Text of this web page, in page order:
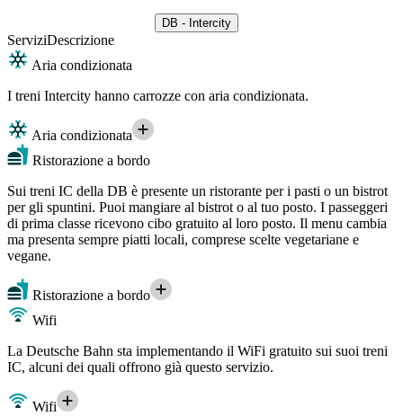
DB - Intercity
ServiziDescrizione
Aria condizionata
I treni Intercity hanno carrozze con aria condizionata.
Aria condizionata
Ristorazione a bordo
Sui treni IC della DB è presente un ristorante per i pasti o un bistrot
per gli spuntini. Puoi mangiare al bistrot o al tuo posto. I passeggeri
di prima classe ricevono cibo gratuito al loro posto. Il menu cambia
ma presenta sempre piatti locali, comprese scelte vegetariane e
vegane.
Ristorazione a bordo
Wifi
La Deutsche Bahn sta implementando il WiFi gratuito sui suoi treni
IC, alcuni dei quali offrono già questo servizio.
Wifi